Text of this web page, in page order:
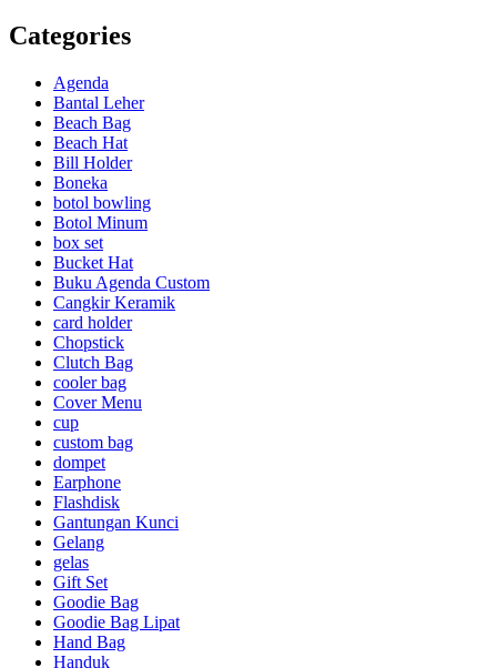
Categories
Agenda
Bantal Leher
Beach Bag
Beach Hat
Bill Holder
Boneka
botol bowling
Botol Minum
box set
Bucket Hat
Buku Agenda Custom
Cangkir Keramik
card holder
Chopstick
Clutch Bag
cooler bag
Cover Menu
cup
custom bag
dompet
Earphone
Flashdisk
Gantungan Kunci
Gelang
gelas
Gift Set
Goodie Bag
Goodie Bag Lipat
Hand Bag
Handuk